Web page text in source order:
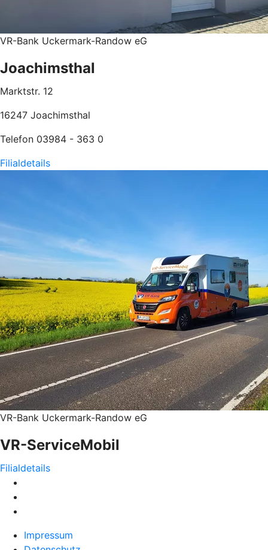
VR-Bank Uckermark-Randow eG
Joachimsthal
Marktstr. 12
16247 Joachimsthal
Telefon 03984 - 363 0
Filialdetails
VR-Bank Uckermark-Randow eG
VR-ServiceMobil
Filialdetails
Impressum